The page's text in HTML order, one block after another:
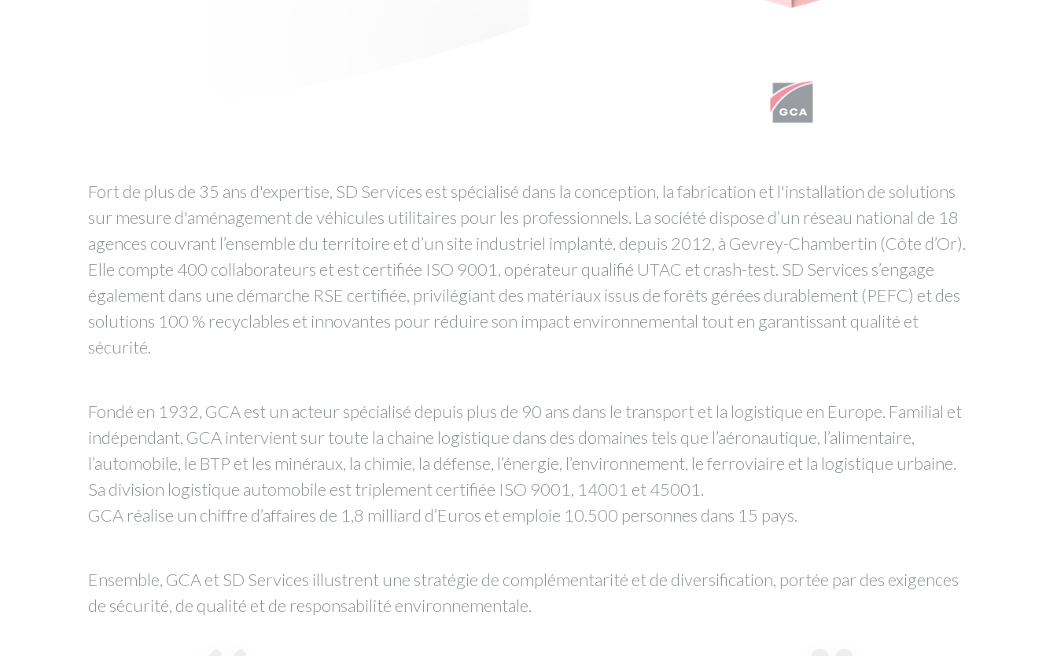
Fort de plus de 35 ans d'expertise, SD Services est spécialisé dans la conception, la fabrication et l'installation de solutions
sur mesure d'aménagement de véhicules utilitaires pour les professionnels. La société dispose d’un réseau national de 18
agences couvrant l’ensemble du territoire et d’un site industriel implanté, depuis 2012, à Gevrey-Chambertin (Côte d’Or).
Elle compte 400 collaborateurs et est certifiée ISO 9001, opérateur qualifié UTAC et crash-test. SD Services s’engage
également dans une démarche RSE certifiée, privilégiant des matériaux issus de forêts gérées durablement (PEFC) et des
solutions 100 % recyclables et innovantes pour réduire son impact environnemental tout en garantissant qualité et
sécurité.
Fondé en 1932, GCA est un acteur spécialisé depuis plus de 90 ans dans le transport et la logistique en Europe. Familial et
indépendant, GCA intervient sur toute la chaine logistique dans des domaines tels que l’aéronautique, l’alimentaire,
l’automobile, le BTP et les minéraux, la chimie, la défense, l’énergie, l’environnement, le ferroviaire et la logistique urbaine.
Sa division logistique automobile est triplement certifiée ISO 9001, 14001 et 45001.
GCA réalise un chiffre d’affaires de 1,8 milliard d’Euros et emploie 10.500 personnes dans 15 pays.
Ensemble, GCA et SD Services illustrent une stratégie de complémentarité et de diversification, portée par des exigences
de sécurité, de qualité et de responsabilité environnementale.